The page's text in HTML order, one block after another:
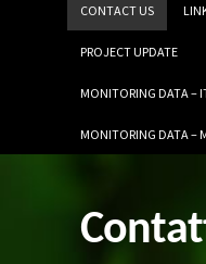
CONTACT US
PROJECT UPDATE
MONITORING DATA –
MONITORING DATA –